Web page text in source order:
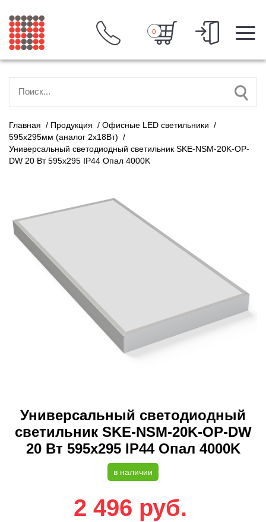
0
Главная / Продукция / Офисные LED светильники /
595х295мм (аналог 2х18Вт) /
Универсальный светодиодный светильник SKE-NSM-20K-OP-
DW 20 Вт 595x295 IP44 Опал 4000K
Универсальный светодиодный
светильник SKE-NSM-20K-OP-DW
20 Вт 595x295 IP44 Опал 4000K
в наличии
2 496 руб.